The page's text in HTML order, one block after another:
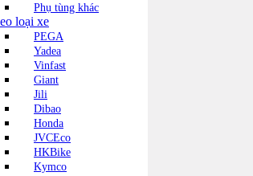
Phụ tùng khác
loại xe
PEGA
Yadea
Vinfast
Giant
Jili
Dibao
Honda
JVCEco
HKBike
Kymco